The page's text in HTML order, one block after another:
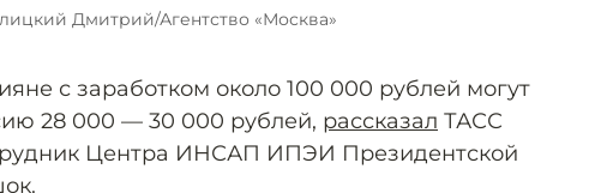
Дмитрий/Агентство «Москва»
с заработком около 100 000 рублей могут
28 000 — 30 000 рублей, рассказал ТАСС
Центра ИНСАП ИПЭИ Президентской